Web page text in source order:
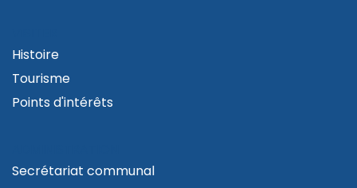
Histoire
Tourisme
Points d'intérêts
Secrétariat communal